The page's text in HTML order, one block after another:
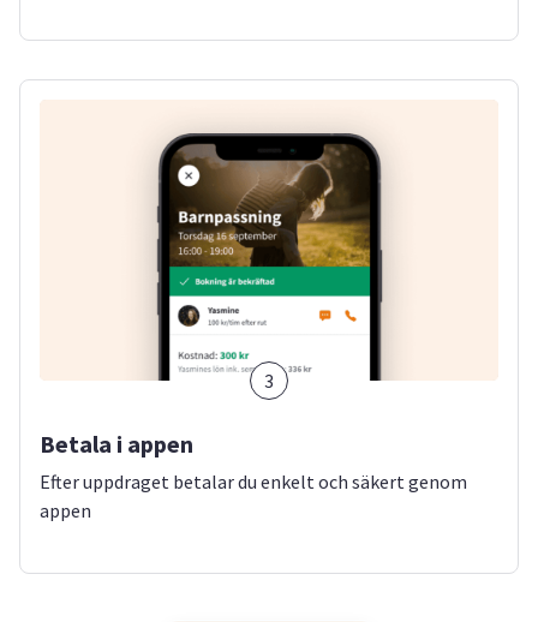
3
Betala i appen
Efter uppdraget betalar du enkelt och säkert genom
appen